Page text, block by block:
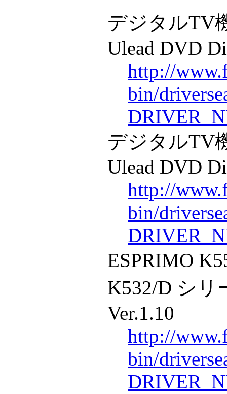
デジタルTV
Ulead DVD
http://
bin/
デジタルTV
Ulead DVD
http://
bin/
ESPRIMO
K532/D シリ
Ver.1.10
http://
bin/